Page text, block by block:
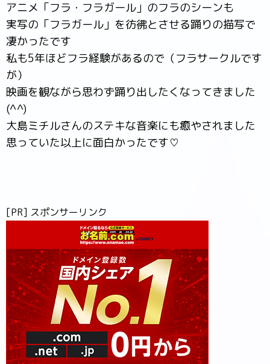
アニメ「フラ・フラガール」のフラのシーンも
実写の「フラガール」を彷彿とさせる踊りの描写で
凄かったです
私も5年ほどフラ経験があるので（フラサークルです
が）
映画を観ながら思わず踊り出したくなってきました
(^^)
大島ミチルさんのステキな音楽にも癒やされました
思っていた以上に面白かったです♡
[PR] スポンサーリンク